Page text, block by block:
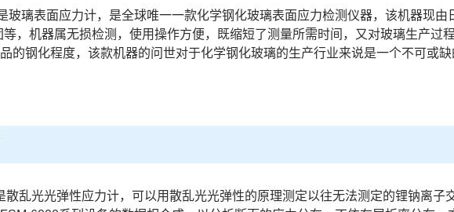
玻璃表面应力计，是全球唯一一款化学钢化玻璃表面应力检测仪器，该机器现
，机器属无损检测，使用操作方便，既缩短了测量所需时间，又对玻璃生产过
的钢化程度，该款机器的问世对于化学钢化玻璃的生产行业来说是一个不可或
散乱光光弹性应力计，可以用散乱光光弹性的原理测定以往无法测定的锂钠离子